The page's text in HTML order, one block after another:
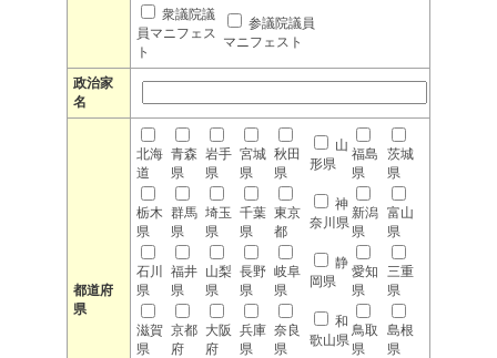
衆議院議
員マニフェス
ト
参議院議員
マニフェスト
政治家
名
都道府
県
北海
道
青森
県
岩手
県
宮城
県
秋田
県
山
形県
福島
県
茨城
県
栃木
県
群馬
県
埼玉
県
千葉
県
東京
都
神
奈川県
新潟
県
富山
県
石川
県
福井
県
山梨
県
長野
県
岐阜
県
静
岡県
愛知
県
三重
県
滋賀
県
京都
府
大阪
府
兵庫
県
奈良
県
和
歌山県
鳥取
県
島根
県